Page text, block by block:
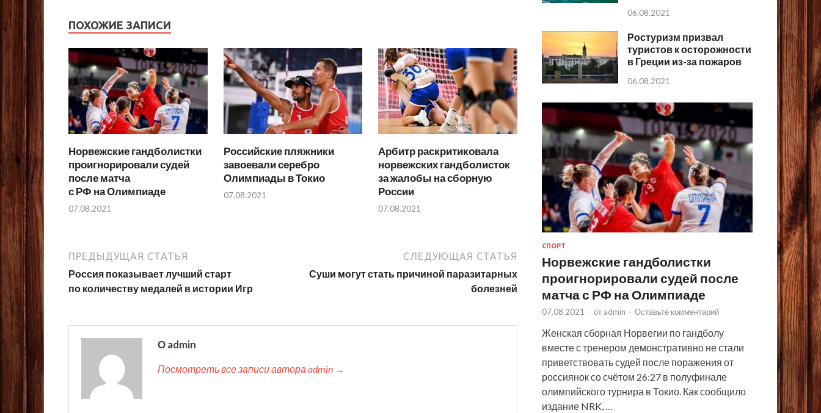
ПОХОЖИЕ ЗАПИСИ
Норвежские гандболистки
проигнорировали судей
после матча
с РФ на Олимпиаде
07.08.2021
Российские пляжники
завоевали серебро
Олимпиады в Токио
07.08.2021
Арбитр раскритиковала
норвежских гандболисток
за жалобы на сборную
России
07.08.2021
ПРЕДЫДУЩАЯ СТАТЬЯ
Россия показывает лучший старт
по количеству медалей в истории Игр
СЛЕДУЮЩАЯ СТАТЬЯ
Суши могут стать причиной паразитарных
болезней
О admin
Посмотреть все записи автора admin →
06.08.2021
Ростуризм призвал
туристов к осторожности
в Греции из-за пожаров
06.08.2021
СПОРТ
Норвежские гандболистки
проигнорировали судей после
матча с РФ на Олимпиаде
07.08.2021 - от admin - Оставьте комментарий
Женская сборная Норвегии по гандболу
вместе с тренером демонстративно не стали
приветствовать судей после поражения от
россиянок со счётом 26:27 в полуфинале
олимпийского турнира в Токио. Как сообщило
издание NRK, …